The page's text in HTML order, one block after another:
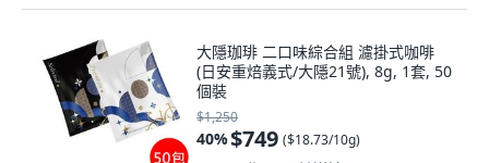
大隱珈琲 二口味綜合組 濾掛式咖啡
(日安重焙義式/大隱21號), 8g, 1套, 50
個裝
$1,250
40%$749 ($18.73/10g)